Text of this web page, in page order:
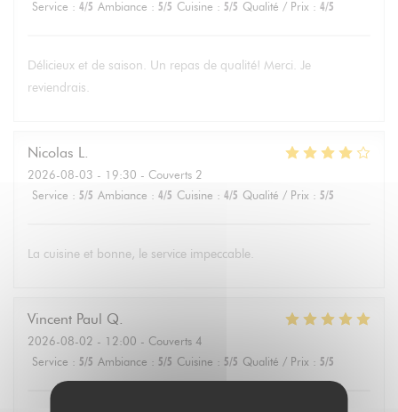
Service : 4/5 Ambiance : 5/5 Cuisine : 5/5 Qualité / Prix : 4/5
Délicieux et de saison. Un repas de qualité! Merci. Je
reviendrais.
Nicolas L
2026-08-03 - 19:30 - Couverts 2
Service : 5/5 Ambiance : 4/5 Cuisine : 4/5 Qualité / Prix : 5/5
La cuisine et bonne, le service impeccable.
Vincent Paul Q
2026-08-02 - 12:00 - Couverts 4
Service : 5/5 Ambiance : 5/5 Cuisine : 5/5 Qualité / Prix : 5/5